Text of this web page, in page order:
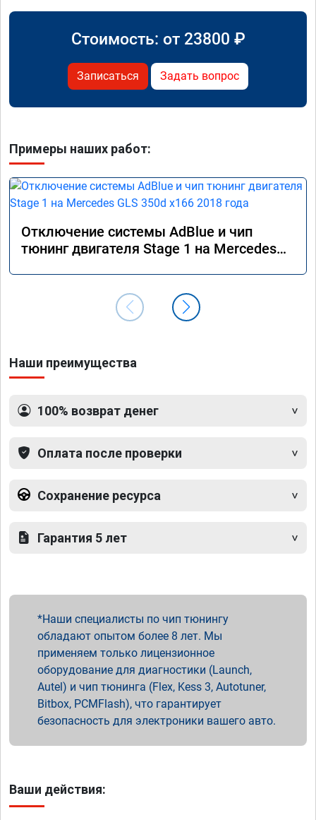
Стоимость: от 23800 ₽
Записаться Задать вопрос
Примеры наших работ:
Отключение системы AdBlue и чип
тюнинг двигателя Stage 1 на Mercedes
Наши преимущества
100% возврат денег
Оплата после проверки
Сохранение ресурса
Гарантия 5 лет
Наши специалисты по чип тюнингу
обладают опытом более 8 лет. Мы
применяем только лицензионное
оборудование для диагностики (Launch,
Autel) и чип тюнинга (Flex, Kess 3, Autotuner,
Bitbox, PCMFlash), что гарантирует
безопасность для электроники вашего авто.
Ваши действия: